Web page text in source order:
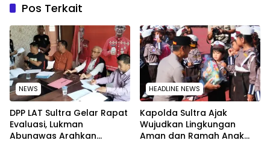
Pos Terkait
NEWS
‎DPP LAT Sultra Gelar Rapat
Evaluasi, Lukman
Abunawas Arahkan
HEADLINE NEWS
Kapolda Sultra Ajak
Wujudkan Lingkungan
Aman dan Ramah Anak